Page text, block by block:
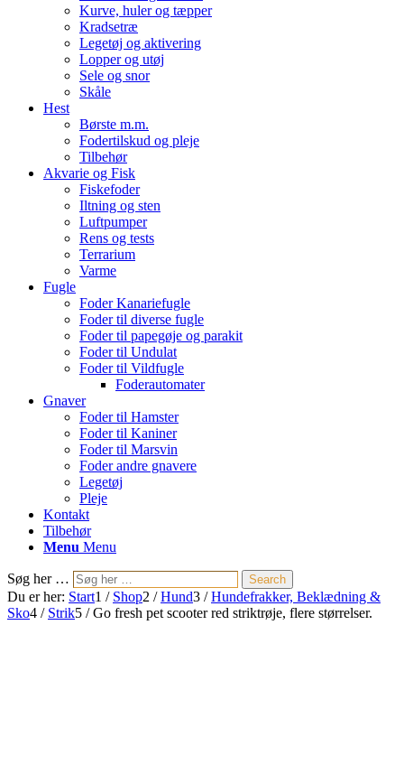
Kurve, huler og tæpper
Kradsetræ
Legetøj og aktivering
Lopper og utøj
Sele og snor
Skåle
Hest
Børste m.m.
Fodertilskud og pleje
Tilbehør
Akvarie og Fisk
Fiskefoder
Iltning og sten
Luftpumper
Rens og tests
Terrarium
Varme
Fugle
Foder Kanariefugle
Foder til diverse fugle
Foder til papegøje og parakit
Foder til Undulat
Foder til Vildfugle
Foderautomater
Gnaver
Foder til Hamster
Foder til Kaniner
Foder til Marsvin
Foder andre gnavere
Legetøj
Pleje
Kontakt
Tilbehør
Menu Menu
Søg her … Search
Du er her: Start1 / Shop2 / Hund3 / Hundefrakker, Beklædning &
Sko4 / Strik5 / Go fresh pet scooter red striktrøje, flere størrelser.